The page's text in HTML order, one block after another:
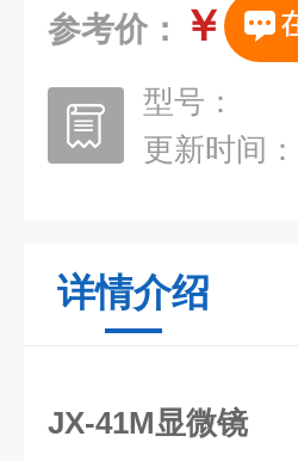
参考价： ￥
型号：
更新时间：
详情介绍
JX-41M显微镜